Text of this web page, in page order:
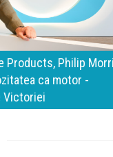
140 de ani de
important „test al
cu aceeași
calitate